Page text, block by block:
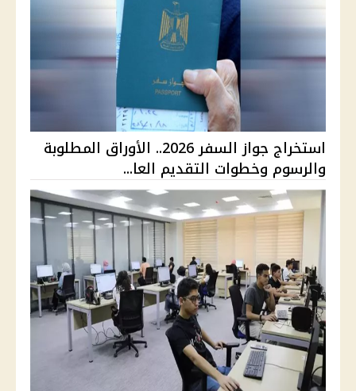
استخراج جواز السفر 2026.. الأوراق المطلوبة
والرسوم وخطوات التقديم العا...